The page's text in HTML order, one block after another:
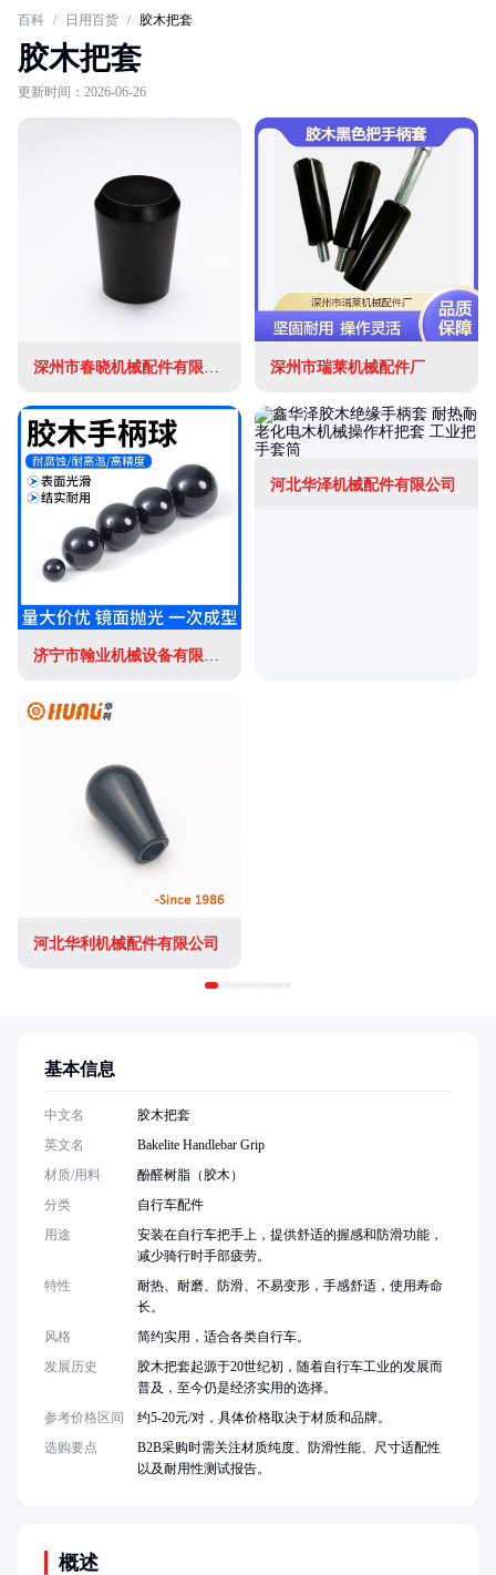
百科 / 日用百货 / 胶木把套
胶木把套
更新时间：2026-06-26
深州市春晓机械配件有限公司 深州市瑞莱机械配件厂
济宁市翰业机械设备有限公司
河北华泽机械配件有限公司
河北华利机械配件有限公司
概述
基本信息
中文名
胶木把套
英文名
Bakelite Handlebar Grip
材质/用料
酚醛树脂（胶木）
分类
自行车配件
用途
安装在自行车把手上，提供舒适的握感和防滑功能，
减少骑行时手部疲劳。
特性
耐热、耐磨、防滑、不易变形，手感舒适，使用寿命
长。
风格
简约实用，适合各类自行车。
发展历史
胶木把套起源于20世纪初，随着自行车工业的发展而
普及，至今仍是经济实用的选择。
参考价格区间
约5-20元/对，具体价格取决于材质和品牌。
选购要点
B2B采购时需关注材质纯度、防滑性能、尺寸适配性
以及耐用性测试报告。